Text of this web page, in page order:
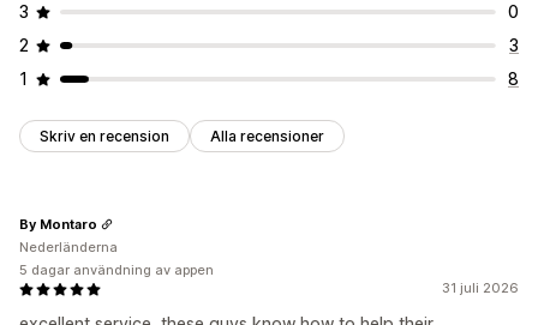
3
0
2
3
1
8
Skriv en recension Alla recensioner
31 juli 2026
By Montaro
Nederländerna
5 dagar användning av appen